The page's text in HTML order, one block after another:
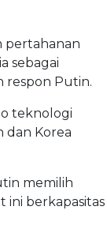
pertahanan
sebagai
respon Putin.
teknologi
dan Korea
memilih
ini berkapasitas